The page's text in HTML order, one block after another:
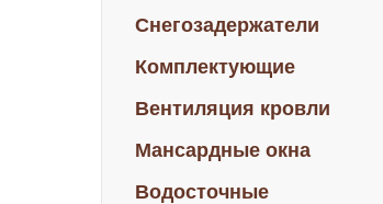
Снегозадержатели
Комплектующие
Вентиляция кровли
Мансардные окна
Водосточные